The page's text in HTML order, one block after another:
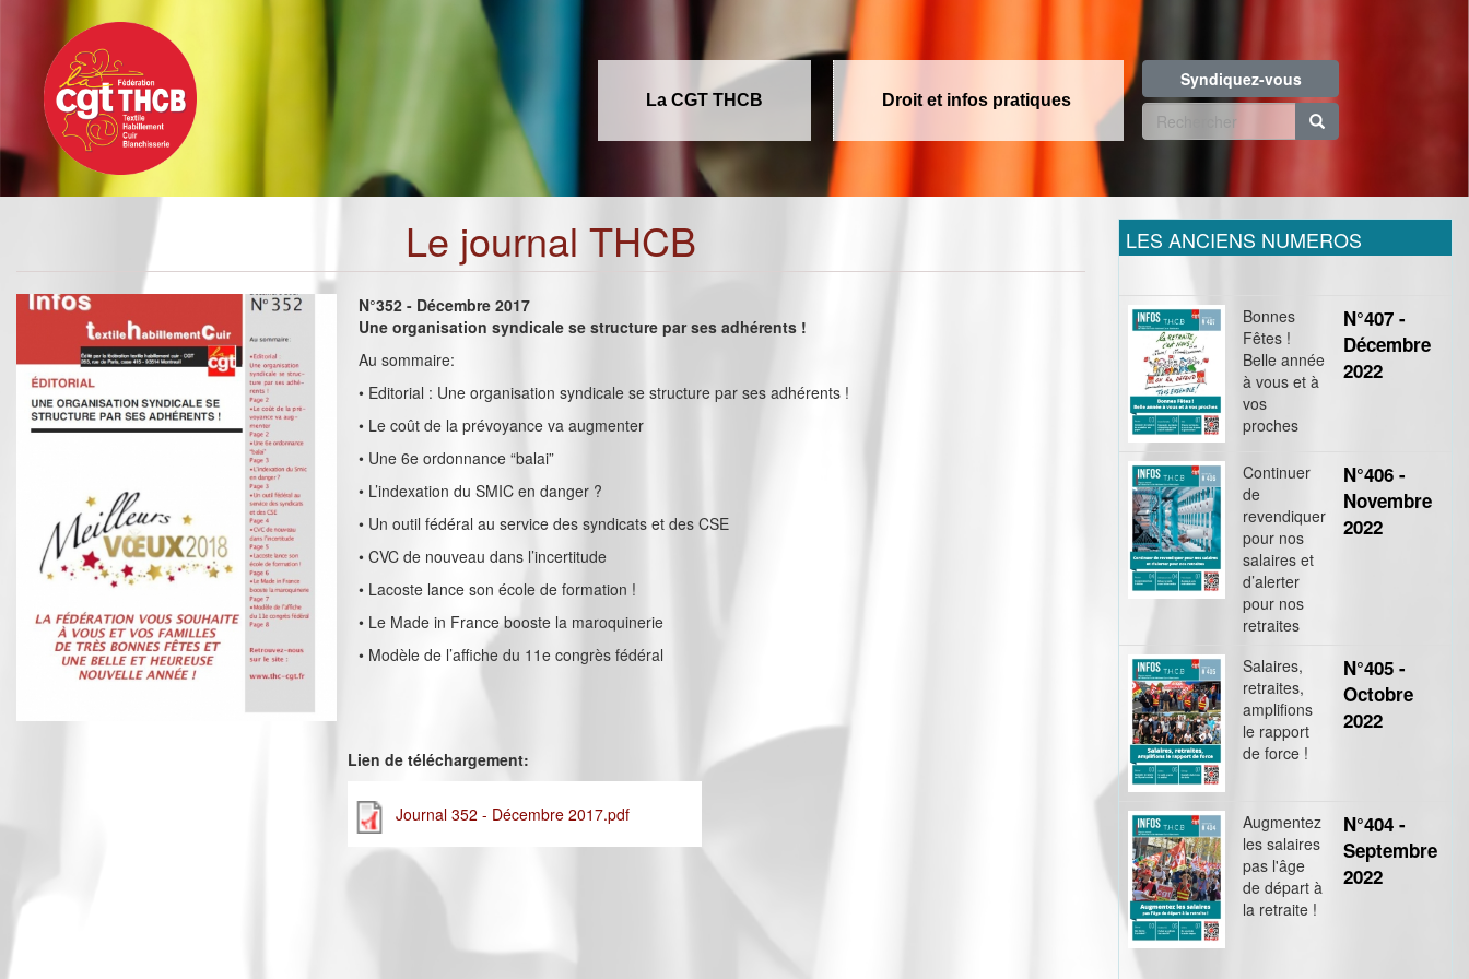
contenu
principal
La CGT THCB Droit et infos pratiques
Syndiquez-vous
Formulaire
recherche
Le journal THCB
N°352 - Décembre 2017
Une organisation syndicale se structure par ses adhérents !
Au sommaire:
• Editorial : Une organisation syndicale se structure par ses adhérents !
• Le coût de la prévoyance va augmenter
• Une 6e ordonnance “balai”
• L’indexation du SMIC en danger ?
• Un outil fédéral au service des syndicats et des CSE
• CVC de nouveau dans l’incertitude
• Lacoste lance son école de formation !
• Le Made in France booste la maroquinerie
• Modèle de l’affiche du 11e congrès fédéral
Lien de téléchargement:
Journal 352 - Décembre 2017.pdf
LES ANCIENS NUMEROS
Bonnes
Fêtes !
Belle année
à vous et à
vos
proches
N°407 -
Décembre
2022
Continuer
de
revendiquer
pour nos
salaires et
d’alerter
pour nos
retraites
N°406 -
Novembre
2022
Salaires,
retraites,
amplifions
le rapport
de force !
N°405 -
Octobre
2022
Augmentez
les salaires
pas l'âge
de départ à
la retraite !
N°404 -
Septembre
2022